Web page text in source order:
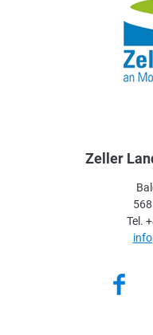
Zeller
Tel.